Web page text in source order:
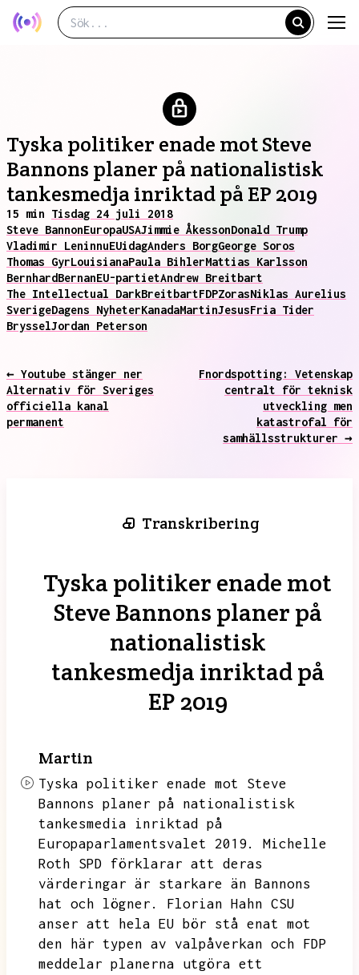
Tyska politiker enade mot Steve
Bannons planer på nationalistisk
tankesmedja inriktad på EP 2019
15 min Tisdag 24 juli 2018
Steve BannonEuropaUSAJimmie ÅkessonDonald Trump
Vladimir LeninnuEUidagAnders BorgGeorge Soros
Thomas GyrLouisianaPaula BihlerMattias Karlsson
BernhardBernanEU-partietAndrew Breitbart
The Intellectual DarkBreitbartFDPZorasNiklas Aurelius
SverigeDagens NyheterKanadaMartinJesusFria Tider
BrysselJordan Peterson
← Youtube stänger ner
Alternativ för Sveriges
officiella kanal
permanent
Fnordspotting: Vetenskap
centralt för teknisk
utveckling men
katastrofal för
samhällsstrukturer →
Transkribering
Tyska politiker enade mot
Steve Bannons planer på
nationalistisk
tankesmedja inriktad på
EP 2019
Martin
Tyska politiker enade mot Steve
Bannons planer på nationalistisk
tankesmedia inriktad på
Europaparlamentsvalet 2019.
Michelle
Roth SPD förklarar att deras
värderingar är starkare än Bannons
hat och lögner.
Florian Hahn CSU
anser att hela EU bör stå enat mot
den här typen av valpåverkan och FDP
meddelar planerna utgöra ett